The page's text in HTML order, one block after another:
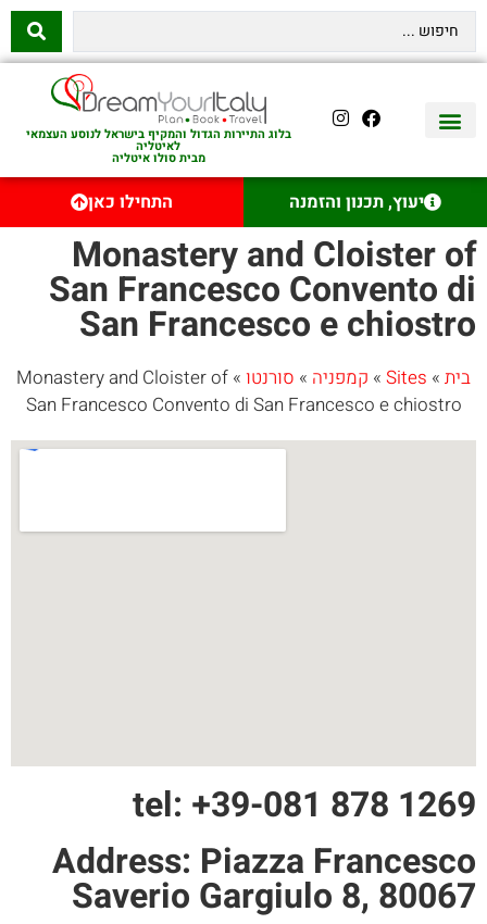
בלוג התיירות הגדול והמקיף בישראל לנוסע העצמאי
לאיטליה
מבית סולו איטליה
יעוץ, תכנון והזמנה התחילו כאן
Monastery and Cloister of
San Francesco Convento di
San Francesco e chiostro
בית »
Sites
» קמפניה » סורנטו »
Monastery and Cloister of
San Francesco Convento di San Francesco e chiostro
tel: +39-081 878 1269
Address: Piazza Francesco
Saverio Gargiulo 8, 80067